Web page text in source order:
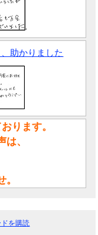
助かりました
ります。
、
を購読